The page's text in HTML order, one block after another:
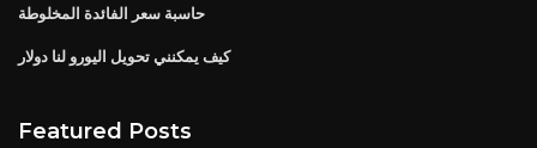
حاسبة سعر الفائدة المخلوطة
كيف يمكنني تحويل اليورو لنا دولار
Featured Posts